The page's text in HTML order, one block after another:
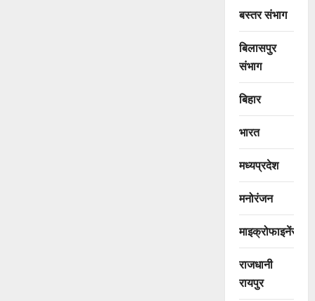
बस्तर संभाग
बिलासपुर
संभाग
बिहार
भारत
मध्यप्रदेश
मनोरंजन
माइक्रोफाइनेंस
राजधानी
रायपुर